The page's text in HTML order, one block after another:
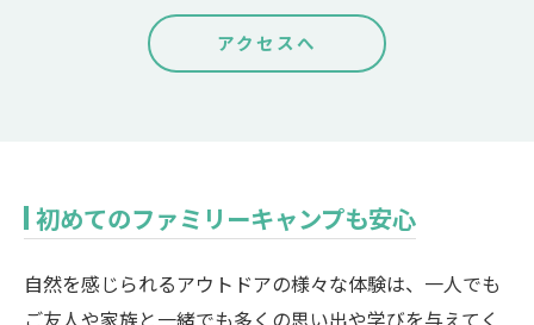
アクセスへ
初めてのファミリーキャンプも安心
自然を感じられるアウトドアの様々な体験は、一人でも
ご友人や家族と一緒でも多くの思い出や学びを与えてく